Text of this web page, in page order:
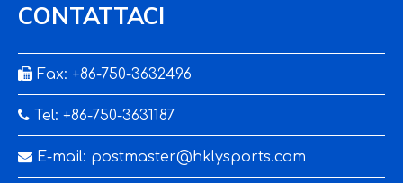
CONTATTACI
 Fax: +86-750-3632496
 Tel: +86-750-3631187
 E-mail: postmaster@hklysports.com